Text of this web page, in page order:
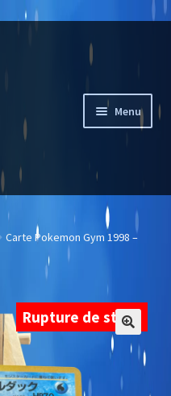
Menu
Carte Pokemon Gym 1998 –
🔍
Rupture de stock